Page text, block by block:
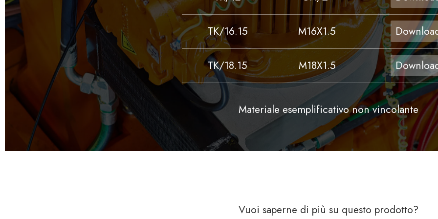
TK/16.15 M16X1.5
TK/18.15 M18X1.5
Materiale esemplificativo non vincolante
Vuoi saperne di più su questo prodotto?